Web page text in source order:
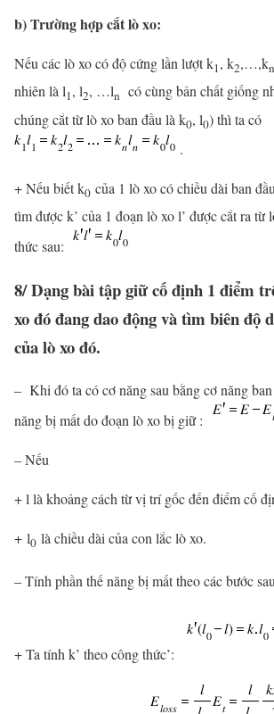
b) Trường hợp cắt lò xo:
Nếu các lò xo có độ cứng lần lượt k1, k2,…,kn
nhiên là l1, l2, …ln có cùng bản chất giống
chúng cắt từ lò xo ban đầu là k0, l0) thì ta có
.
+ Nếu biết k0 của 1 lò xo có chiều dài ban
tìm được k’ của 1 đoạn lò xo l’ được cắt ra từ
thức sau:
8/ Dạng bài tập giữ cố định 1 điểm
xo đó đang dao động và tìm biên độ
của lò xo đó.
– Khi đó ta có cơ năng sau bằng cơ năng
năng bị mất do đoạn lò xo bị giữ :
– Nếu
+ l là khoảng cách từ vị trí gốc đến điểm cố
+ l0 là chiều dài của con lắc lò xo.
– Tính phần thế năng bị mất theo các bước
+ Ta tính k’ theo công thức’: